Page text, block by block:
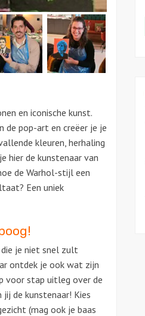
en iconische kunst.
de pop-art en creëer je je
kleuren, herhaling
hier de kunstenaar van
de Warhol-stijl een
Een uniek
je niet snel zult
ontdek je ook wat zijn
voor stap uitleg over de
jij de kunstenaar! Kies
(mag ook je baas